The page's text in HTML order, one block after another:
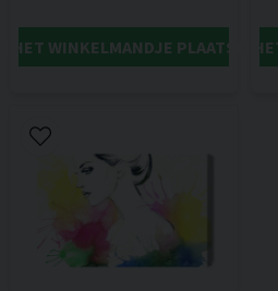
HET WINKELMANDJE PLAATSENIN